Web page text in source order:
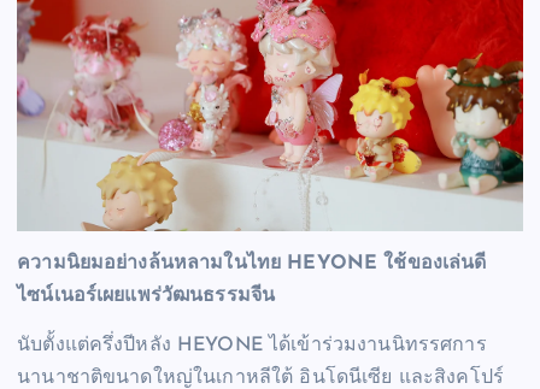
ความนิยมอย่างล้นหลามในไทย HEYONE ใช้ของเล่นดี
ไซน์เนอร์เผยแพร่วัฒนธรรมจีน
นับตั้งแต่ครึ่งปีหลัง HEYONE ได้เข้าร่วมงานนิทรรศการ
นานาชาติขนาดใหญ่ในเกาหลีใต้ อินโดนีเซีย และสิงคโปร์